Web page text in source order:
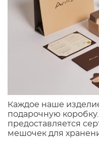
Каждое наше
подарочную
предоставляется
мешочек для